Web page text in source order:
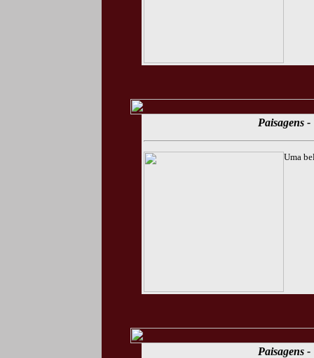
Paisagens
Uma
Paisagens